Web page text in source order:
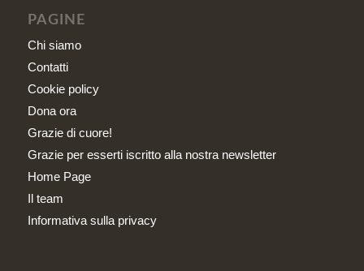
PAGINE
Chi siamo
Contatti
Cookie policy
Dona ora
Grazie di cuore!
Grazie per esserti iscritto alla nostra newsletter
Home Page
Il team
Informativa sulla privacy